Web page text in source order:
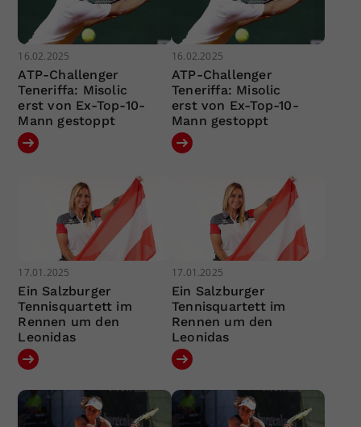
16.02.2025
ATP-Challenger
Teneriffa: Misolic
erst von Ex-Top-10-
Mann gestoppt
16.02.2025
ATP-Challenger
Teneriffa: Misolic
erst von Ex-Top-10-
Mann gestoppt
17.01.2025
Ein Salzburger
Tennisquartett im
Rennen um den
Leonidas
17.01.2025
Ein Salzburger
Tennisquartett im
Rennen um den
Leonidas